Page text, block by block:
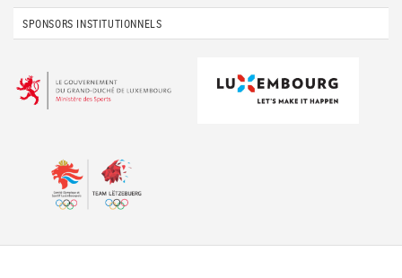
SPONSORS INSTITUTIONNELS